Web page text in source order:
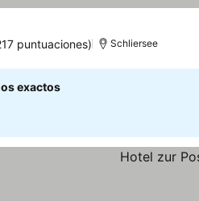
puntuaciones) Schliersee
exactos